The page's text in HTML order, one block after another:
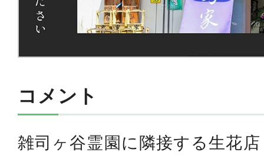
コメント
雑司ヶ谷霊園に隣接する生花